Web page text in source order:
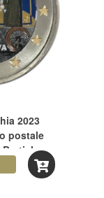
2023
postale
Bratislava